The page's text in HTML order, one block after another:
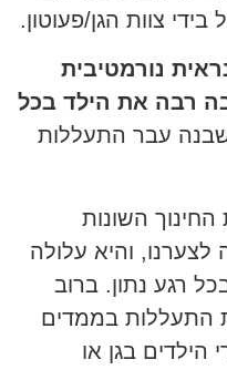
צוות הגן/פעוטון.
נורמטיבית
רבה את הילד בכל
עבר התעללות
השונות
לצערנו, והיא עלולה
רגע נתון. ברוב
בממדים
הילדים בגן או